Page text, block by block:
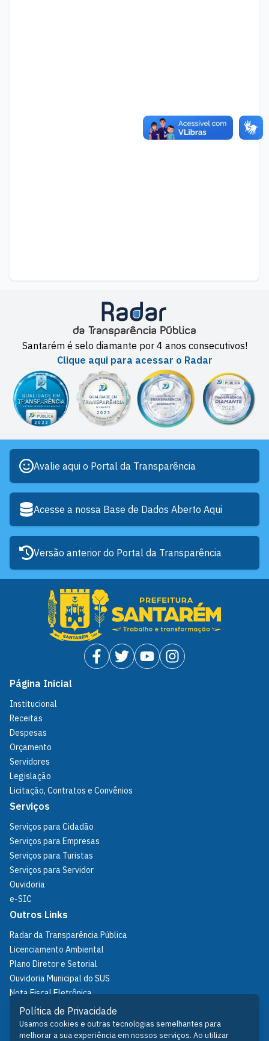
Santarém é selo diamante por 4 anos consecutivos!
Clique aqui para acessar o Radar
Avalie aqui o Portal da Transparência
Acesse a nossa Base de Dados Aberto Aqui
Versão anterior do Portal da Transparência
Página Inicial
Institucional
Receitas
Despesas
Orçamento
Servidores
Legislação
Licitação, Contratos e Convênios
Serviços
Serviços para Cidadão
Serviços para Empresas
Serviços para Turistas
Serviços para Servidor
Ouvidoria
e-SIC
Outros Links
Radar da Transparência Pública
Licenciamento Ambiental
Plano Diretor e Setorial
Ouvidoria Municipal do SUS
Nota Fiscal Eletrônica
IPTU
Política de Privacidade
Política de Privacidade
Usamos cookies e outras tecnologias semelhantes para
melhorar a sua experiência em nossos serviços. Ao utilizar